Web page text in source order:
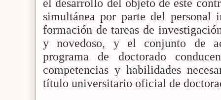
el desarrollo del objeto de este
simultánea por parte del personal
formación de tareas de
y novedoso, y el conjunto de
programa de doctorado
competencias y habilidades
título universitario oficial de